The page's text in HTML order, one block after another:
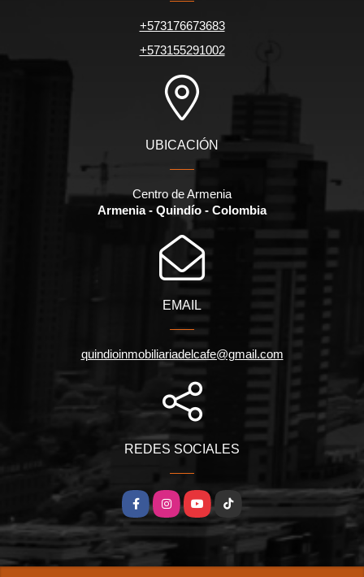
+573176673683
+573155291002
UBICACIÓN
Centro de Armenia
Armenia - Quindío - Colombia
EMAIL
quindioinmobiliariadelcafe@gmail.com
REDES SOCIALES
FacebookInstagramYouTube
TikTok